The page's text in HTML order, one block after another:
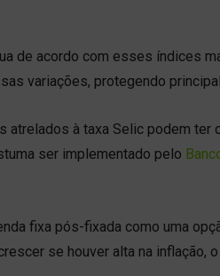
de acordo com esses índices
variações, protegendo
à taxa Selic podem ter
ser implementado pelo
fixa pós-fixada como uma
se houver alta na inflação, o